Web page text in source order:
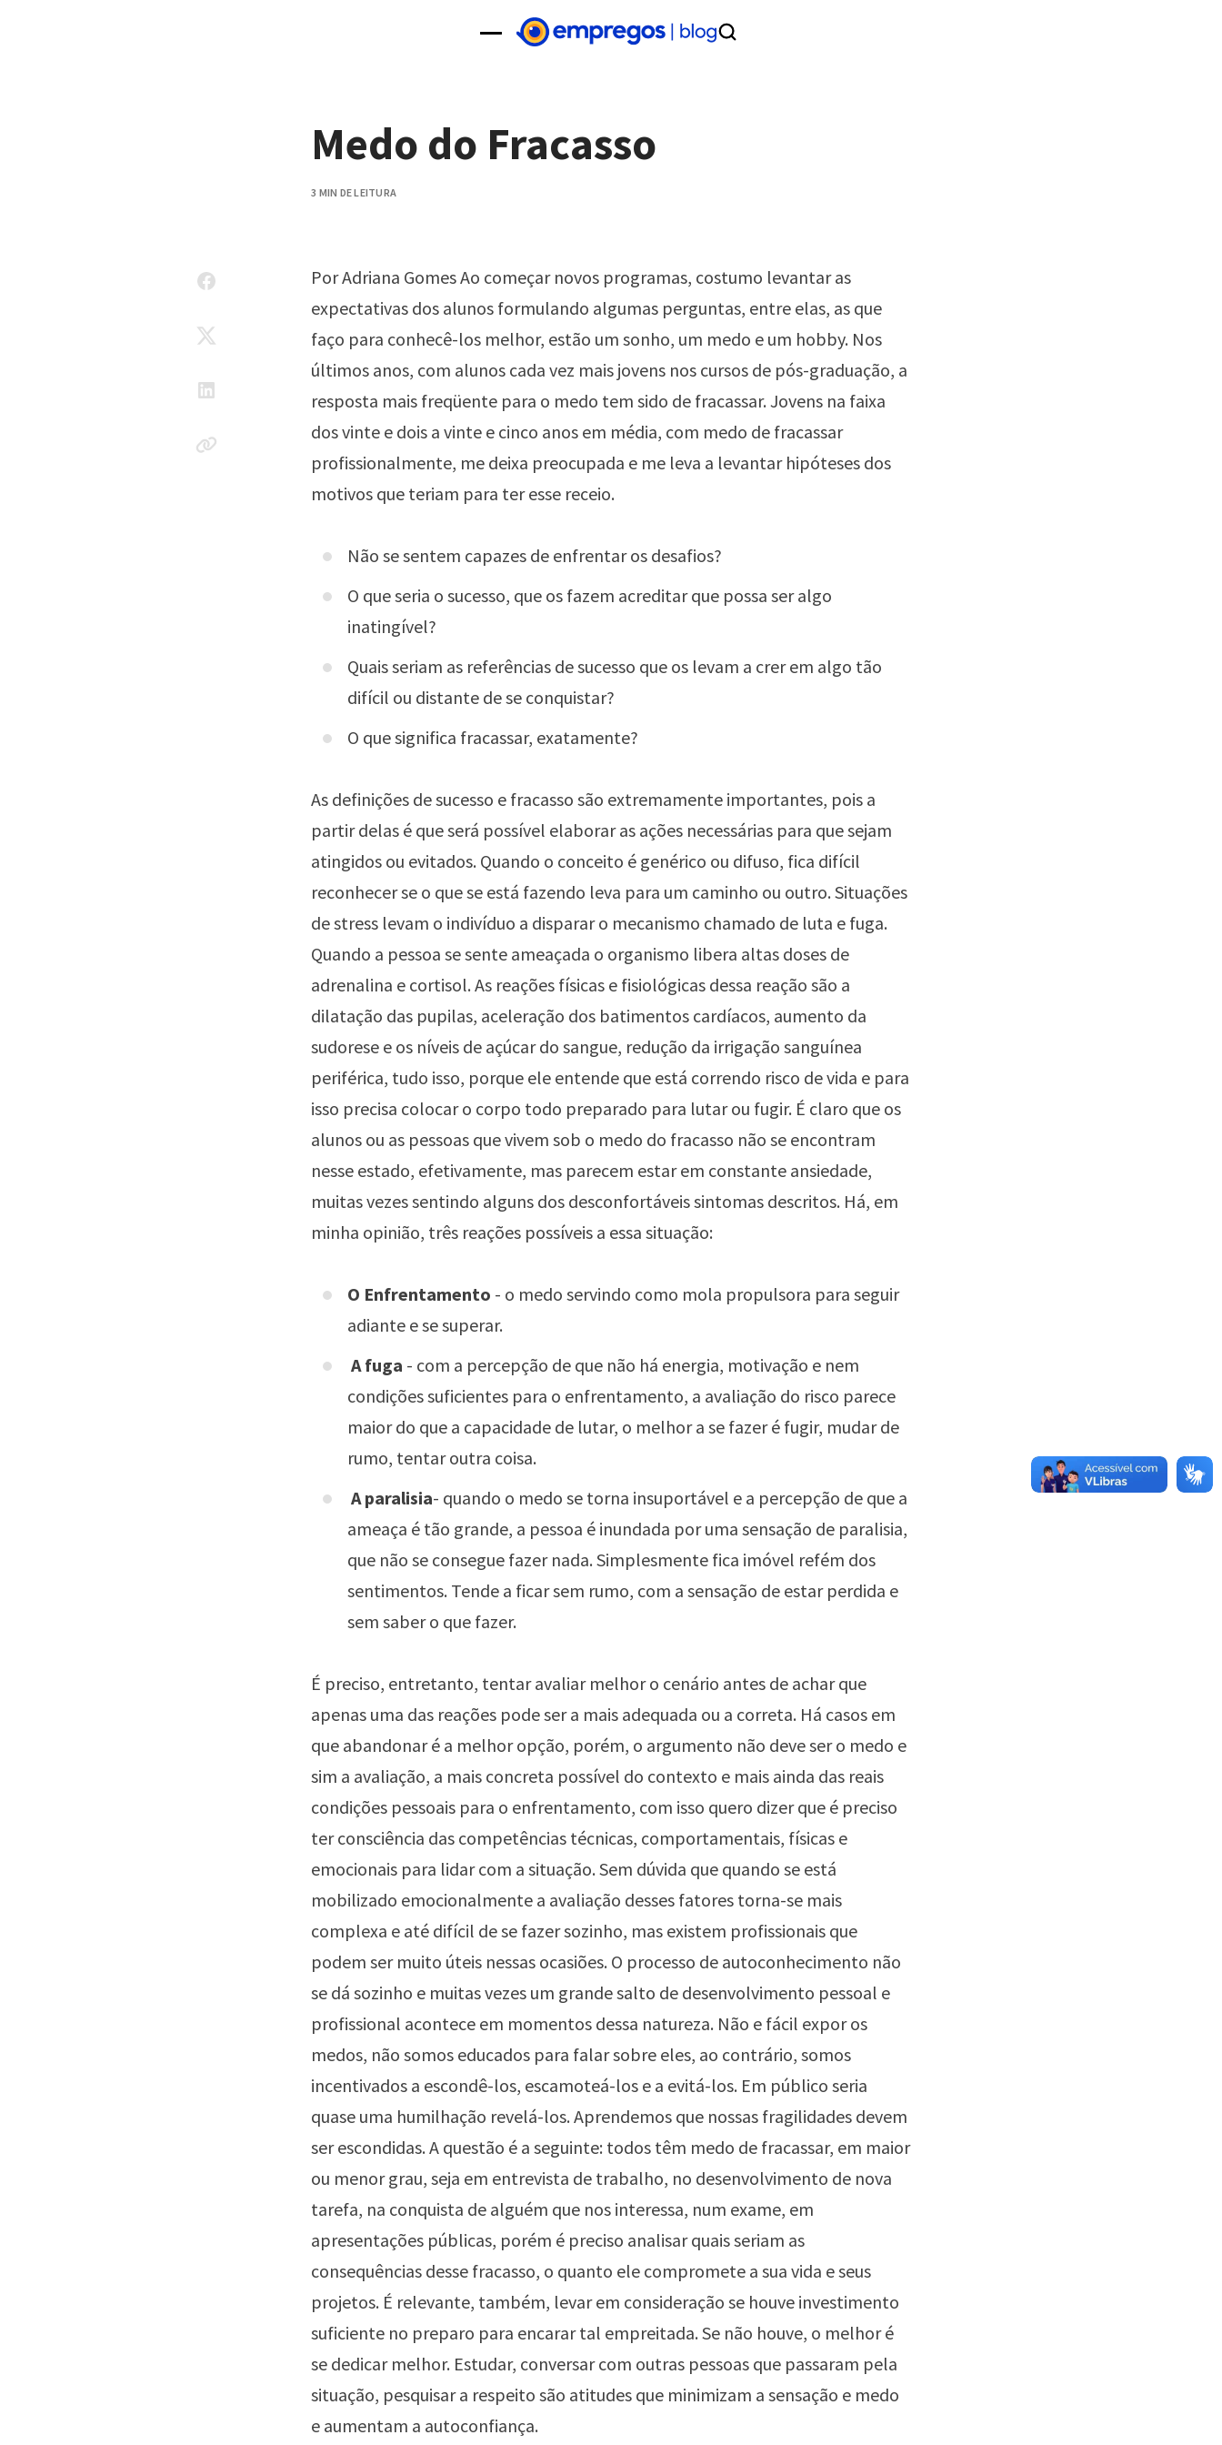
Medo do Fracasso
3 MIN DE LEITURA
Por Adriana Gomes Ao começar novos programas, costumo levantar as
expectativas dos alunos formulando algumas perguntas, entre elas, as que
faço para conhecê-los melhor, estão um sonho, um medo e um hobby. Nos
últimos anos, com alunos cada vez mais jovens nos cursos de pós-graduação, a
resposta mais freqüente para o medo tem sido de fracassar. Jovens na faixa
dos vinte e dois a vinte e cinco anos em média, com medo de fracassar
profissionalmente, me deixa preocupada e me leva a levantar hipóteses dos
motivos que teriam para ter esse receio.
Não se sentem capazes de enfrentar os desafios?
O que seria o sucesso, que os fazem acreditar que possa ser algo
inatingível?
Quais seriam as referências de sucesso que os levam a crer em algo tão
difícil ou distante de se conquistar?
O que significa fracassar, exatamente?
As definições de sucesso e fracasso são extremamente importantes, pois a
partir delas é que será possível elaborar as ações necessárias para que sejam
atingidos ou evitados. Quando o conceito é genérico ou difuso, fica difícil
reconhecer se o que se está fazendo leva para um caminho ou outro. Situações
de stress levam o indivíduo a disparar o mecanismo chamado de luta e fuga.
Quando a pessoa se sente ameaçada o organismo libera altas doses de
adrenalina e cortisol. As reações físicas e fisiológicas dessa reação são a
dilatação das pupilas, aceleração dos batimentos cardíacos, aumento da
sudorese e os níveis de açúcar do sangue, redução da irrigação sanguínea
periférica, tudo isso, porque ele entende que está correndo risco de vida e para
isso precisa colocar o corpo todo preparado para lutar ou fugir. É claro que os
alunos ou as pessoas que vivem sob o medo do fracasso não se encontram
nesse estado, efetivamente, mas parecem estar em constante ansiedade,
muitas vezes sentindo alguns dos desconfortáveis sintomas descritos. Há, em
minha opinião, três reações possíveis a essa situação:
O Enfrentamento - o medo servindo como mola propulsora para seguir
adiante e se superar.
A fuga - com a percepção de que não há energia, motivação e nem
condições suficientes para o enfrentamento, a avaliação do risco parece
maior do que a capacidade de lutar, o melhor a se fazer é fugir, mudar de
rumo, tentar outra coisa.
A paralisia- quando o medo se torna insuportável e a percepção de que a
ameaça é tão grande, a pessoa é inundada por uma sensação de paralisia,
que não se consegue fazer nada. Simplesmente fica imóvel refém dos
sentimentos. Tende a ficar sem rumo, com a sensação de estar perdida e
sem saber o que fazer.
É preciso, entretanto, tentar avaliar melhor o cenário antes de achar que
apenas uma das reações pode ser a mais adequada ou a correta. Há casos em
que abandonar é a melhor opção, porém, o argumento não deve ser o medo e
sim a avaliação, a mais concreta possível do contexto e mais ainda das reais
condições pessoais para o enfrentamento, com isso quero dizer que é preciso
ter consciência das competências técnicas, comportamentais, físicas e
emocionais para lidar com a situação. Sem dúvida que quando se está
mobilizado emocionalmente a avaliação desses fatores torna-se mais
complexa e até difícil de se fazer sozinho, mas existem profissionais que
podem ser muito úteis nessas ocasiões. O processo de autoconhecimento não
se dá sozinho e muitas vezes um grande salto de desenvolvimento pessoal e
profissional acontece em momentos dessa natureza. Não e fácil expor os
medos, não somos educados para falar sobre eles, ao contrário, somos
incentivados a escondê-los, escamoteá-los e a evitá-los. Em público seria
quase uma humilhação revelá-los. Aprendemos que nossas fragilidades devem
ser escondidas. A questão é a seguinte: todos têm medo de fracassar, em maior
ou menor grau, seja em entrevista de trabalho, no desenvolvimento de nova
tarefa, na conquista de alguém que nos interessa, num exame, em
apresentações públicas, porém é preciso analisar quais seriam as
consequências desse fracasso, o quanto ele compromete a sua vida e seus
projetos. É relevante, também, levar em consideração se houve investimento
suficiente no preparo para encarar tal empreitada. Se não houve, o melhor é
se dedicar melhor. Estudar, conversar com outras pessoas que passaram pela
situação, pesquisar a respeito são atitudes que minimizam a sensação e medo
e aumentam a autoconfiança.